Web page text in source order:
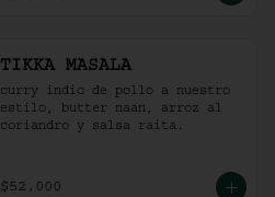
TIKKA MASALA
curry indio de pollo a nuestro
estilo, butter naan, arroz al
coriandro y salsa raita.
$52.000